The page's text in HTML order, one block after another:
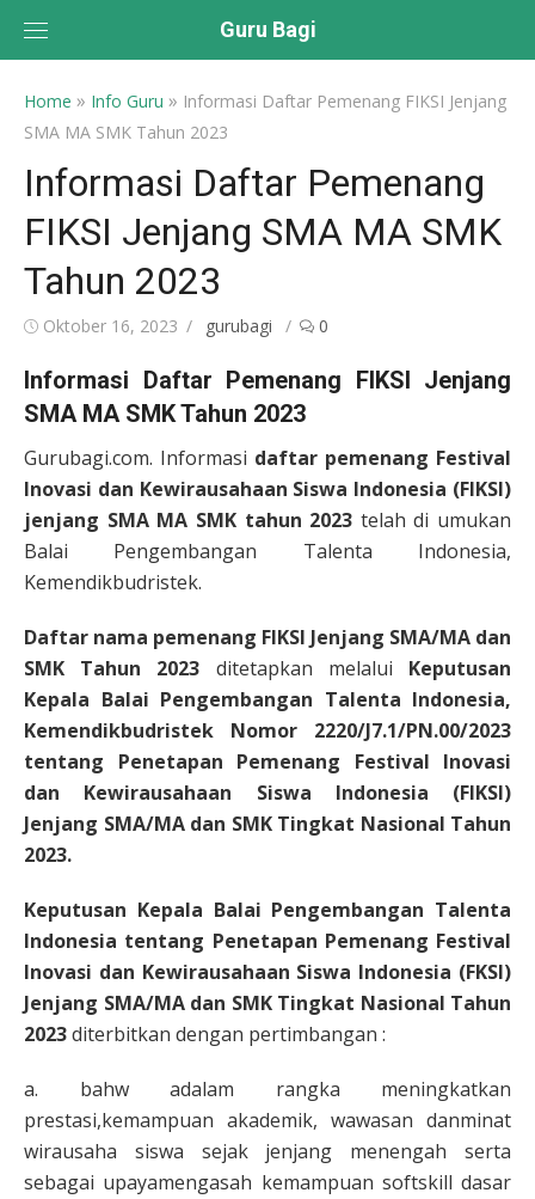
Guru Bagi
Home » Info Guru » Informasi Daftar Pemenang FIKSI Jenjang
SMA MA SMK Tahun 2023
Informasi Daftar Pemenang
FIKSI Jenjang SMA MA SMK
Tahun 2023
Posted
Oktober 16, 2023 Author
gurubagi 0
Informasi Daftar Pemenang FIKSI Jenjang
SMA MA SMK Tahun 2023
Gurubagi.com. Informasi daftar pemenang Festival
Inovasi dan Kewirausahaan Siswa Indonesia (FIKSI)
jenjang SMA MA SMK tahun 2023 telah di umukan
Balai Pengembangan Talenta Indonesia,
Kemendikbudristek.
Daftar nama pemenang FIKSI Jenjang SMA/MA dan
SMK Tahun 2023 ditetapkan melalui Keputusan
Kepala Balai Pengembangan Talenta Indonesia,
Kemendikbudristek Nomor 2220/J7.1/PN.00/2023
tentang Penetapan Pemenang Festival Inovasi
dan Kewirausahaan Siswa Indonesia (FIKSI)
Jenjang SMA/MA dan SMK Tingkat Nasional Tahun
2023.
Keputusan Kepala Balai Pengembangan Talenta
Indonesia tentang Penetapan Pemenang Festival
Inovasi dan Kewirausahaan Siswa Indonesia (FKSI)
Jenjang SMA/MA dan SMK Tingkat Nasional Tahun
2023diterbitkan dengan pertimbangan :
a. bahw adalam rangka meningkatkan
prestasi,kemampuan akademik, wawasan danminat
wirausaha siswa sejak jenjang menengah serta
sebagai upayamengasah kemampuan softskill dasar